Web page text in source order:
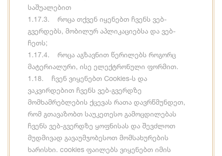
საშუალებით
1.17.3. როცა თქვენ იყენებთ ჩვენს ვებ-
გვერდებს, მობილურ აპლიკაციებსა და ვებ-
ჩეთს;
1.17.4. როცა აგზავნით წერილებს როგორც
მატერიალური, ისე ელექტრონული ფორმით.
1.18. ჩვენ ვიყენებთ Cookies-ს და
ვაკვირდებით ჩვენს ვებ-გვერდზე
მომხამრებლების ქცევას რათა დავრწმუნდეთ,
რომ გთავაზობთ საუკეთესო გამოცდილებას
ჩვენს ვებ-გვერდზე ყოფნისას და შევძლოთ
მუდმივად გავაუმჯობესოთ მომსახურების
ხარისხი. cookies ფაილებს ვიყენებთ იმის